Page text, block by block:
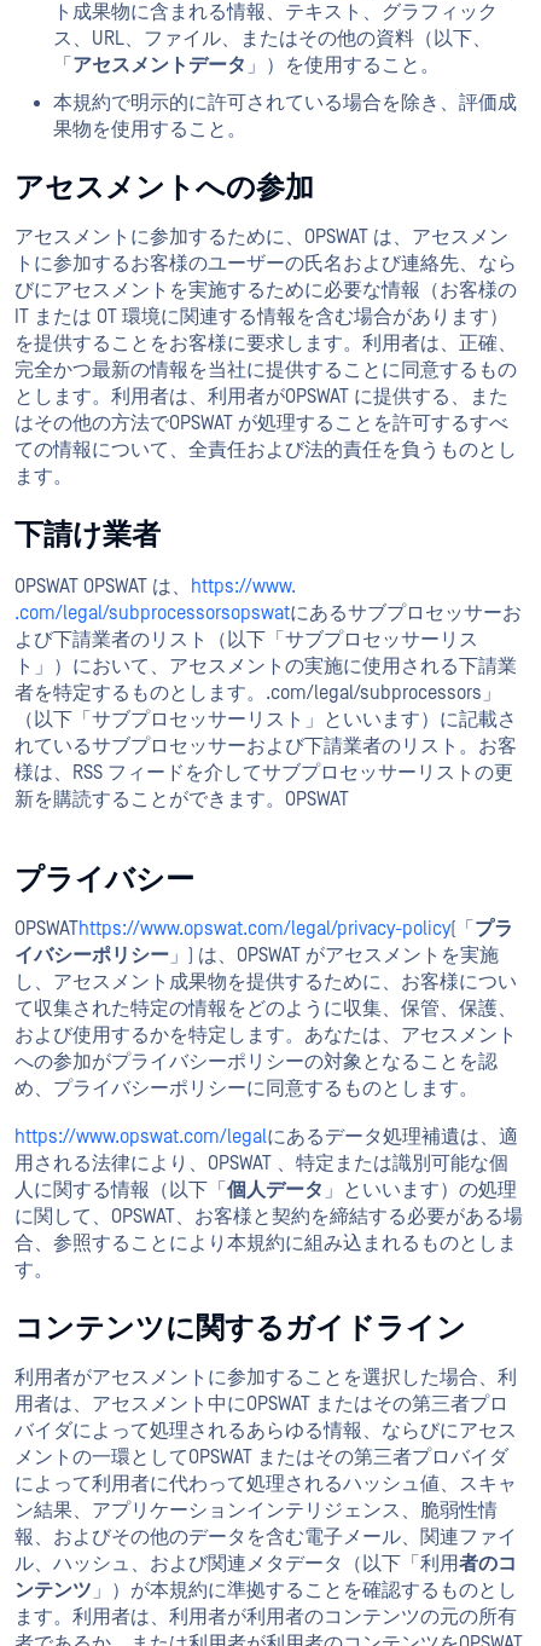
ト成果物に含まれる情報、テキスト、グラフィック
ス、URL、ファイル、またはその他の資料（以下、
「 アセスメントデータ 」）を使用すること。
本規約で明示的に許可されている場合を除き、評価成
果物を使用すること。
アセスメントへの参加
アセスメントに参加するために、OPSWAT は、アセスメン
トに参加するお客様のユーザーの氏名および連絡先、なら
びにアセスメントを実施するために必要な情報（お客様の
IT または OT 環境に関連する情報を含む場合があります）
を提供することをお客様に要求します。利用者は、正確、
完全かつ最新の情報を当社に提供することに同意するもの
とします。利用者は、利用者がOPSWAT に提供する、また
はその他の方法でOPSWAT が処理することを許可するすべ
ての情報について、全責任および法的責任を負うものとし
ます。
下請け業者
OPSWAT OPSWAT は、
https://www.
.com/legal/subprocessorsopswatにあるサブプロセッサーお
よび下請業者のリスト（以下「サブプロセッサーリス
ト」）において、アセスメントの実施に使用される下請業
者を特定するものとします。.com/legal/subprocessors」
（以下「サブプロセッサーリスト」といいます）に記載さ
れているサブプロセッサーおよび下請業者のリスト。お客
様は、RSS フィードを介してサブプロセッサーリストの更
新を購読することができます。OPSWAT
プライバシー
OPSWAThttps://www.opswat.com/legal/privacy-policy(「 プラ
イバシーポリシー 」) は、OPSWAT がアセスメントを実施
し、アセスメント成果物を提供するために、お客様につい
て収集された特定の情報をどのように収集、保管、保護、
および使用するかを特定します。あなたは、アセスメント
への参加がプライバシーポリシーの対象となることを認
め、プライバシーポリシーに同意するものとします。
https://www.opswat.com/legalにあるデータ処理補遺は、適
用される法律により、OPSWAT 、特定または識別可能な個
人に関する情報（以下「 個人データ 」といいます）の処理
に関して、OPSWAT、お客様と契約を締結する必要がある場
合、参照することにより本規約に組み込まれるものとしま
す。
コンテンツに関するガイドライン
利用者がアセスメントに参加することを選択した場合、利
用者は、アセスメント中にOPSWAT またはその第三者プロ
バイダによって処理されるあらゆる情報、ならびにアセス
メントの一環としてOPSWAT またはその第三者プロバイダ
によって利用者に代わって処理されるハッシュ値、スキャ
ン結果、アプリケーションインテリジェンス、脆弱性情
報、およびその他のデータを含む電子メール、関連ファイ
ル、ハッシュ、および関連メタデータ（以下「利用者のコ
ンテンツ 」）が本規約に準拠することを確認するものとし
ます。利用者は、利用者が利用者のコンテンツの元の所有